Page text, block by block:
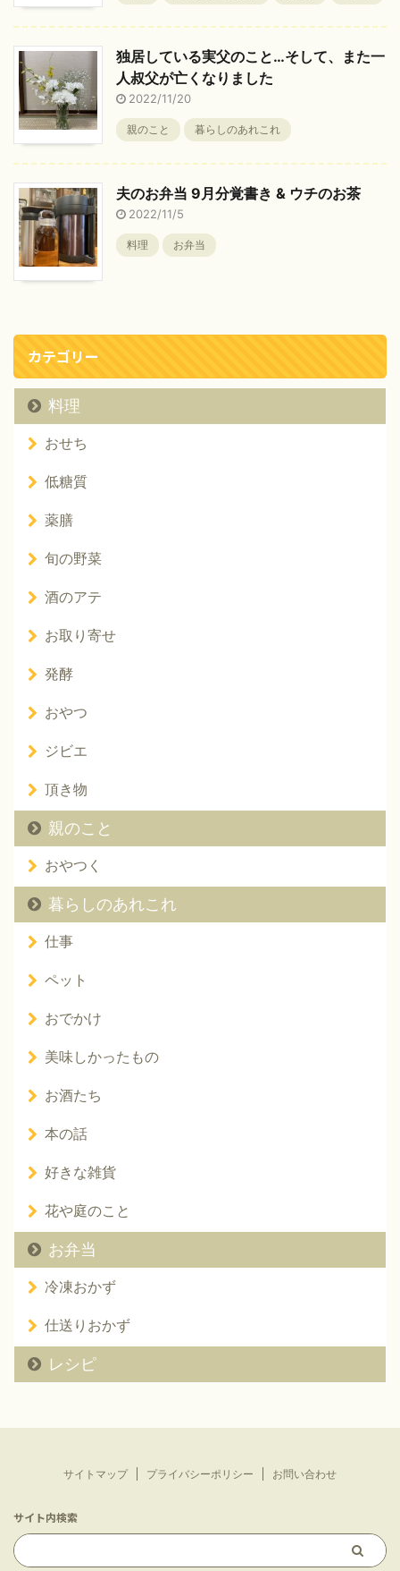
独居している実父のこと…そして、また一
人叔父が亡くなりました
2022/11/20
親のこと 暮らしのあれこれ
夫のお弁当 9月分覚書き & ウチのお茶
2022/11/5
料理 お弁当
カテゴリー
料理
おせち
低糖質
薬膳
旬の野菜
酒のアテ
お取り寄せ
発酵
おやつ
ジビエ
頂き物
親のこと
おやつく
暮らしのあれこれ
仕事
ペット
おでかけ
美味しかったもの
お酒たち
本の話
好きな雑貨
花や庭のこと
お弁当
冷凍おかず
仕送りおかず
レシピ
サイトマップ プライバシーポリシー お問い合わせ
サイト内検索